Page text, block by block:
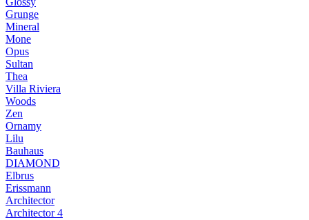
Grunge
Mineral
Mone
Opus
Sultan
Thea
Villa Riviera
Woods
Zen
Ornamy
Lilu
Bauhaus
DIAMOND
Elbrus
Erissmann
Architector
Architector 4